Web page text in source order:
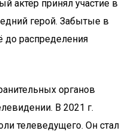
актёр принял участие в
герой. Забытые в
до распределения
органов
В 2021 г.
телеведущего. Он стал